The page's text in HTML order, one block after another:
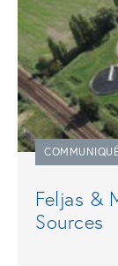
Feljas &
Sources